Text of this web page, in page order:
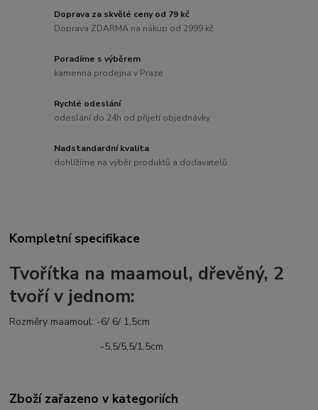
Doprava za skvělé ceny od 79 kč
Doprava ZDARMA na nákup od 2999 kč
Poradíme s výběrem
kamenná prodejna v Praze
Rychlé odeslání
odeslání do 24h od přijetí objednávky
Nadstandardní kvalita
dohlížíme na výběr produktů a dodavatelů
Kompletní specifikace
Tvořítka na maamoul, dřevěný, 2
tvoří v jednom:
Rozměry maamoul: -6/ 6/ 1,5cm
-5,5/5,5/1,5cm
Zboží zařazeno v kategoriích